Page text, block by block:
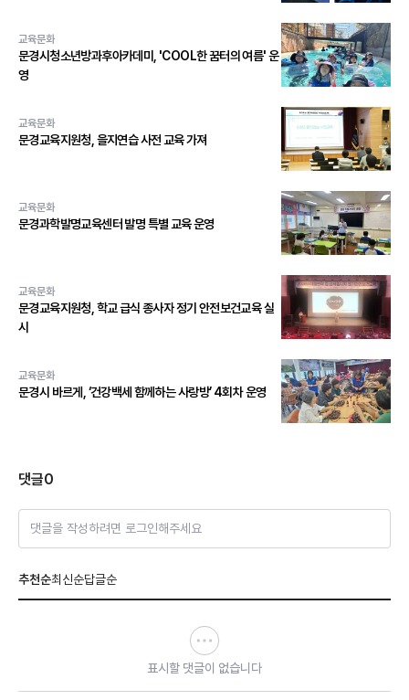
교육문화
문경시청소년방과후아카데미, 'COOL한 꿈터의 여름' 운
영
교육문화
문경교육지원청, 을지연습 사전 교육 가져
교육문화
문경과학발명교육센터 발명 특별 교육 운영
교육문화
문경교육지원청, 학교 급식 종사자 정기 안전보건교육 실
시
교육문화
문경시 바르게, ‘건강백세 함께하는 사랑방’ 4회차 운영
댓글0
댓글을 작성하려면 로그인해주세요
추천순최신순답글순
표시할 댓글이 없습니다